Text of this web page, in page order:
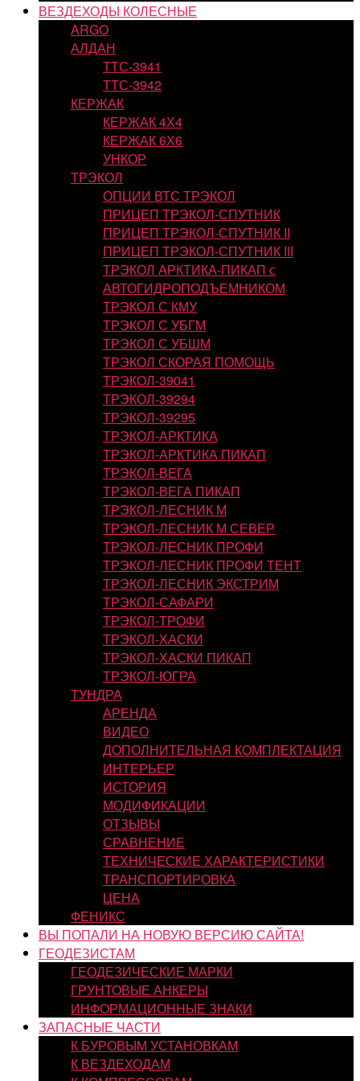
ВЕЗДЕХОДЫ КОЛЕСНЫЕ
ARGO
АЛДАН
ТТС-3941
ТТС-3942
КЕРЖАК
КЕРЖАК 4Х4
КЕРЖАК 6Х6
УНКОР
ТРЭКОЛ
ОПЦИИ ВТС ТРЭКОЛ
ПРИЦЕП ТРЭКОЛ-СПУТНИК
ПРИЦЕП ТРЭКОЛ-СПУТНИК II
ПРИЦЕП ТРЭКОЛ-СПУТНИК III
ТРЭКОЛ АРКТИКА-ПИКАП с
АВТОГИДРОПОДЪЕМНИКОМ
ТРЭКОЛ С КМУ
ТРЭКОЛ С УБГМ
ТРЭКОЛ С УБШМ
ТРЭКОЛ СКОРАЯ ПОМОЩЬ
ТРЭКОЛ-39041
ТРЭКОЛ-39294
ТРЭКОЛ-39295
ТРЭКОЛ-АРКТИКА
ТРЭКОЛ-АРКТИКА ПИКАП
ТРЭКОЛ-ВЕГА
ТРЭКОЛ-ВЕГА ПИКАП
ТРЭКОЛ-ЛЕСНИК М
ТРЭКОЛ-ЛЕСНИК М СЕВЕР
ТРЭКОЛ-ЛЕСНИК ПРОФИ
ТРЭКОЛ-ЛЕСНИК ПРОФИ ТЕНТ
ТРЭКОЛ-ЛЕСНИК ЭКСТРИМ
ТРЭКОЛ-САФАРИ
ТРЭКОЛ-ТРОФИ
ТРЭКОЛ-ХАСКИ
ТРЭКОЛ-ХАСКИ ПИКАП
ТРЭКОЛ-ЮГРА
ТУНДРА
АРЕНДА
ВИДЕО
ДОПОЛНИТЕЛЬНАЯ КОМПЛЕКТАЦИЯ
ИНТЕРЬЕР
ИСТОРИЯ
МОДИФИКАЦИИ
ОТЗЫВЫ
СРАВНЕНИЕ
ТЕХНИЧЕСКИЕ ХАРАКТЕРИСТИКИ
ТРАНСПОРТИРОВКА
ЦЕНА
ФЕНИКС
ВЫ ПОПАЛИ НА НОВУЮ ВЕРСИЮ САЙТА!
ГЕОДЕЗИСТАМ
ГЕОДЕЗИЧЕСКИЕ МАРКИ
ГРУНТОВЫЕ АНКЕРЫ
ИНФОРМАЦИОННЫЕ ЗНАКИ
ЗАПАСНЫЕ ЧАСТИ
К БУРОВЫМ УСТАНОВКАМ
К ВЕЗДЕХОДАМ